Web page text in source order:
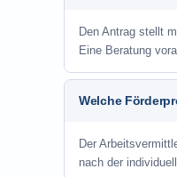
Den Antrag stellt
Eine Beratung
Welche
Der
nach der